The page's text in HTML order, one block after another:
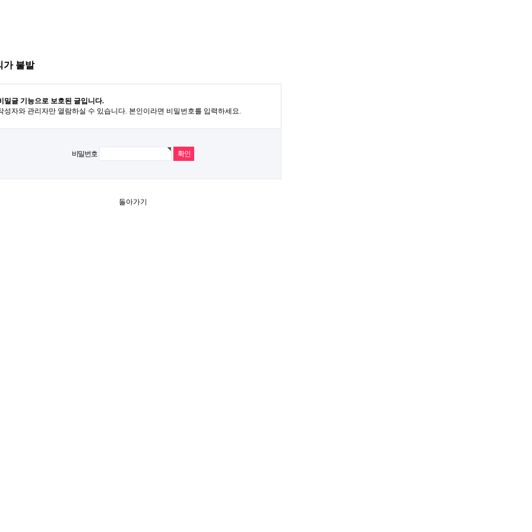
가 불발
밀글 기능으로 보호된 글입니다.
성자와 관리자만 열람하실 수 있습니다. 본인이라면 비밀번호를 입력하세요.
비밀번호
돌아가기